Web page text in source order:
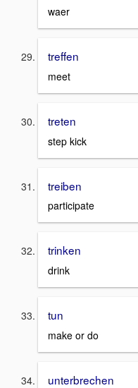
waer
treffen
meet
treten
step kick
treiben
participate
trinken
drink
tun
make or do
unterbrechen